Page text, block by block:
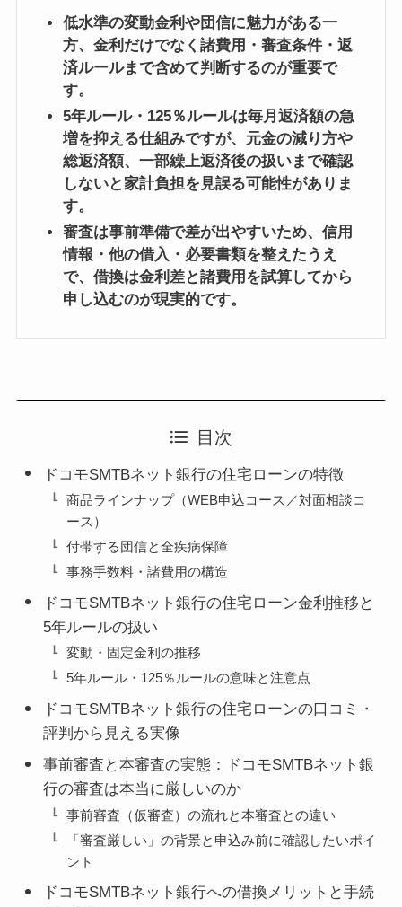
低水準の変動金利や団信に魅力がある一
方、金利だけでなく諸費用・審査条件・返
済ルールまで含めて判断するのが重要で
す。
5年ルール・125％ルールは毎月返済額の急
増を抑える仕組みですが、元金の減り方や
総返済額、一部繰上返済後の扱いまで確認
しないと家計負担を見誤る可能性がありま
す。
審査は事前準備で差が出やすいため、信用
情報・他の借入・必要書類を整えたうえ
で、借換は金利差と諸費用を試算してから
申し込むのが現実的です。
目次
ドコモSMTBネット銀行の住宅ローンの特徴
商品ラインナップ（WEB申込コース／対面相談コ
ース）
付帯する団信と全疾病保障
事務手数料・諸費用の構造
ドコモSMTBネット銀行の住宅ローン金利推移と
5年ルールの扱い
変動・固定金利の推移
5年ルール・125％ルールの意味と注意点
ドコモSMTBネット銀行の住宅ローンの口コミ・
評判から見える実像
事前審査と本審査の実態：ドコモSMTBネット銀
行の審査は本当に厳しいのか
事前審査（仮審査）の流れと本審査との違い
「審査厳しい」の背景と申込み前に確認したいポイ
ント
ドコモSMTBネット銀行への借換メリットと手続